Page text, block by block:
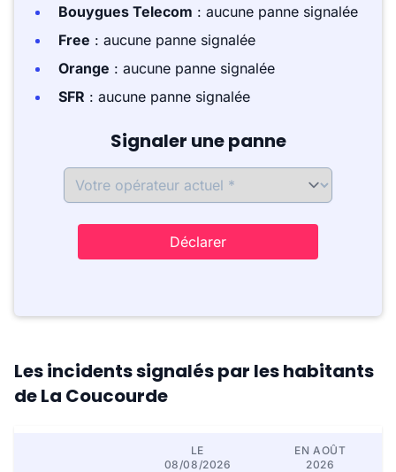
Bouygues Telecom : aucune panne signalée
Free : aucune panne signalée
Orange : aucune panne signalée
SFR : aucune panne signalée
Signaler une panne
Déclarer
Les incidents signalés par les habitants
de La Coucourde
LE
08/08/2026
EN AOÛT
2026